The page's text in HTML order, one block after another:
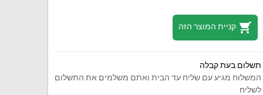
shopping_cart קניית המוצר הזה
תשלום בעת קבלה
המשלוח מגיע עם שליח עד הבית ואתם משלמים את התשלום
לשליח